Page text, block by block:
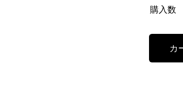
購入数